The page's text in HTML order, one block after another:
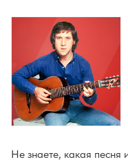
Не знаете, какая